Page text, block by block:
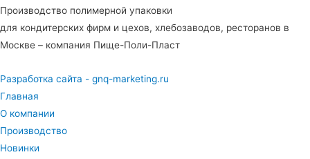
Производство полимерной упаковки
для кондитерских фирм и цехов, хлебозаводов, ресторанов в
Москве – компания Пище-Поли-Пласт
Разработка сайта - gnq-marketing.ru
Главная
О компании
Производство
Новинки